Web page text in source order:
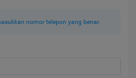
nomor telepon yang benar.